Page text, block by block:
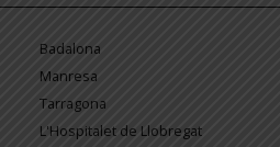
Badalona
Manresa
Tarragona
L'Hospitalet de Llobregat